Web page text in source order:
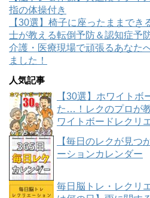
指の体操付き
【30選】椅子に座ったままで
士が教える転倒予防＆認知症予
介護・医療現場で頑張るあなた
ました！
人気記事
【30選】ホワイト
た…！レクのプロが
ワイトボードレクリ
【毎日のレクが見つ
ーションカレンダー
毎日脳トレ・レクリ